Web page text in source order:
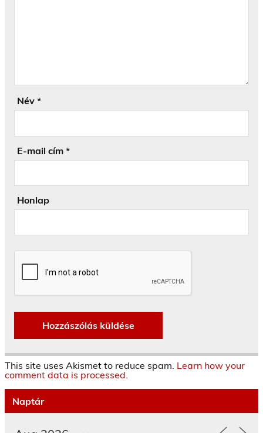
Név *
E-mail cím *
Honlap
This site uses Akismet to reduce spam. Learn how your
comment data is processed.
Naptár